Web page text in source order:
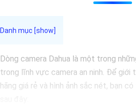
Dòng camera Dahua là một trong
trong lĩnh vực camera an ninh. Để giới
hãng giá rẻ và hình ảnh sắc nét, bạn